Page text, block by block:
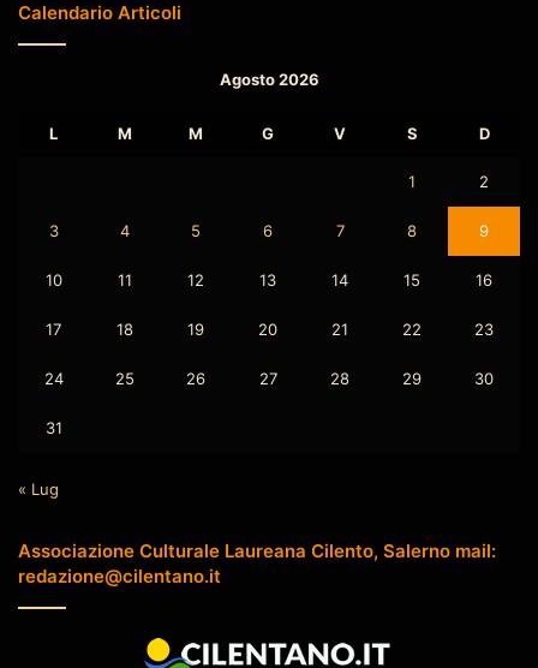
Calendario Articoli
Agosto 2026
L M M G V S D
1 2
3 4 5 6 7 8 9
10 11 12 13 14 15 16
17 18 19 20 21 22 23
24 25 26 27 28 29 30
31
« Lug
Associazione Culturale Laureana Cilento, Salerno mail:
redazione@cilentano.it